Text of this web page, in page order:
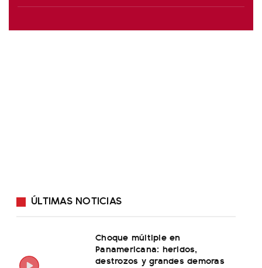
ÚLTIMAS NOTICIAS
Choque múltiple en
Panamericana: heridos,
destrozos y grandes demoras